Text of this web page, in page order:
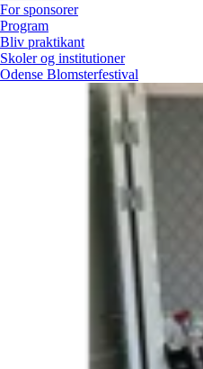
For sponsorer
Program
Bliv praktikant
Skoler og institutioner
Odense Blomsterfestival